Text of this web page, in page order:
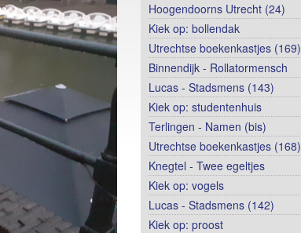
Hoogendoorns Utrecht (24)
Kiek op: bollendak
Utrechtse boekenkastjes (169)
Binnendijk - Rollatormensch
Lucas - Stadsmens (143)
Kiek op: studentenhuis
Terlingen - Namen (bis)
Utrechtse boekenkastjes (168)
Knegtel - Twee egeltjes
Kiek op: vogels
Lucas - Stadsmens (142)
Kiek op: proost